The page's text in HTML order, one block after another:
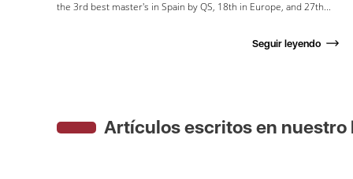
the 3rd best master's in Spain by QS, 18th in Europe, and 27th...
Seguir leyendo
Artículos escritos en nuestro